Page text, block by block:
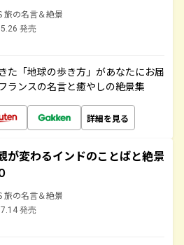
旅の名言＆絶景
発売
た「地球の歩き方」があなたにお届
ランスの名言と癒やしの絶景集
詳細を見る
が変わるインドのことばと絶景
旅の名言＆絶景
発売